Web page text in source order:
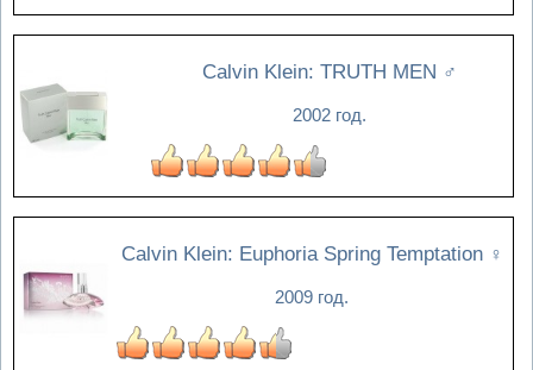
Calvin Klein: TRUTH MEN ♂
2002 год.
Calvin Klein: Euphoria Spring Temptation ♀
2009 год.